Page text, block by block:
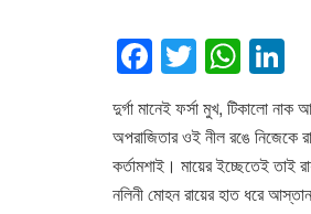
F
a
c
e
b
T
wi
tt
er
W
h
at
s
A
n
k
e
দুর্গা মানেই ফর্সা মুখ, টিকালো নাক
অপরাজিতার ওই নীল রঙে নিজেকে
কর্তামশাই। মায়ের ইচ্ছেতেই তাই
নলিনী মোহন রায়ের হাত ধরে